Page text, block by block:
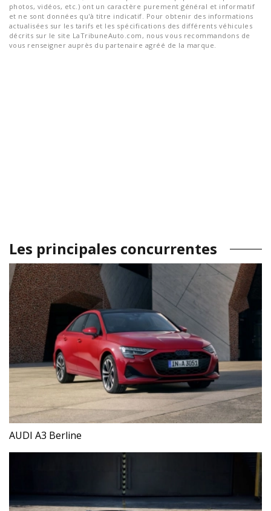
photos, vidéos, etc.) ont un caractère purement général et informatif
et ne sont données qu'à titre indicatif. Pour obtenir des informations
actualisées sur les tarifs et les spécifications des différents véhicules
décrits sur le site LaTribuneAuto.com, nous vous recommandons de
vous renseigner auprès du partenaire agréé de la marque.
Les principales concurrentes
AUDI A3 Berline